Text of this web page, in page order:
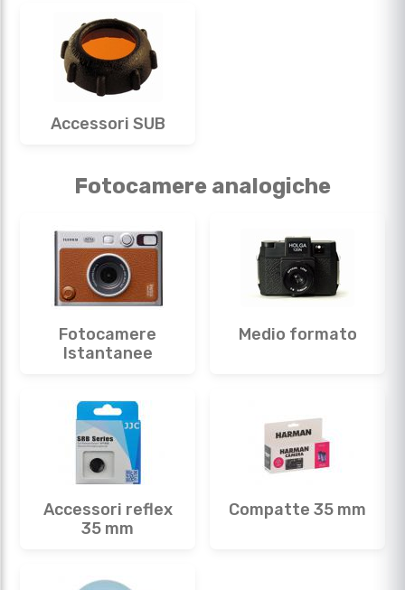
Accessori SUB
Fotocamere analogiche
Fotocamere
Istantanee
Medio formato
Accessori reflex
35 mm
Compatte 35 mm